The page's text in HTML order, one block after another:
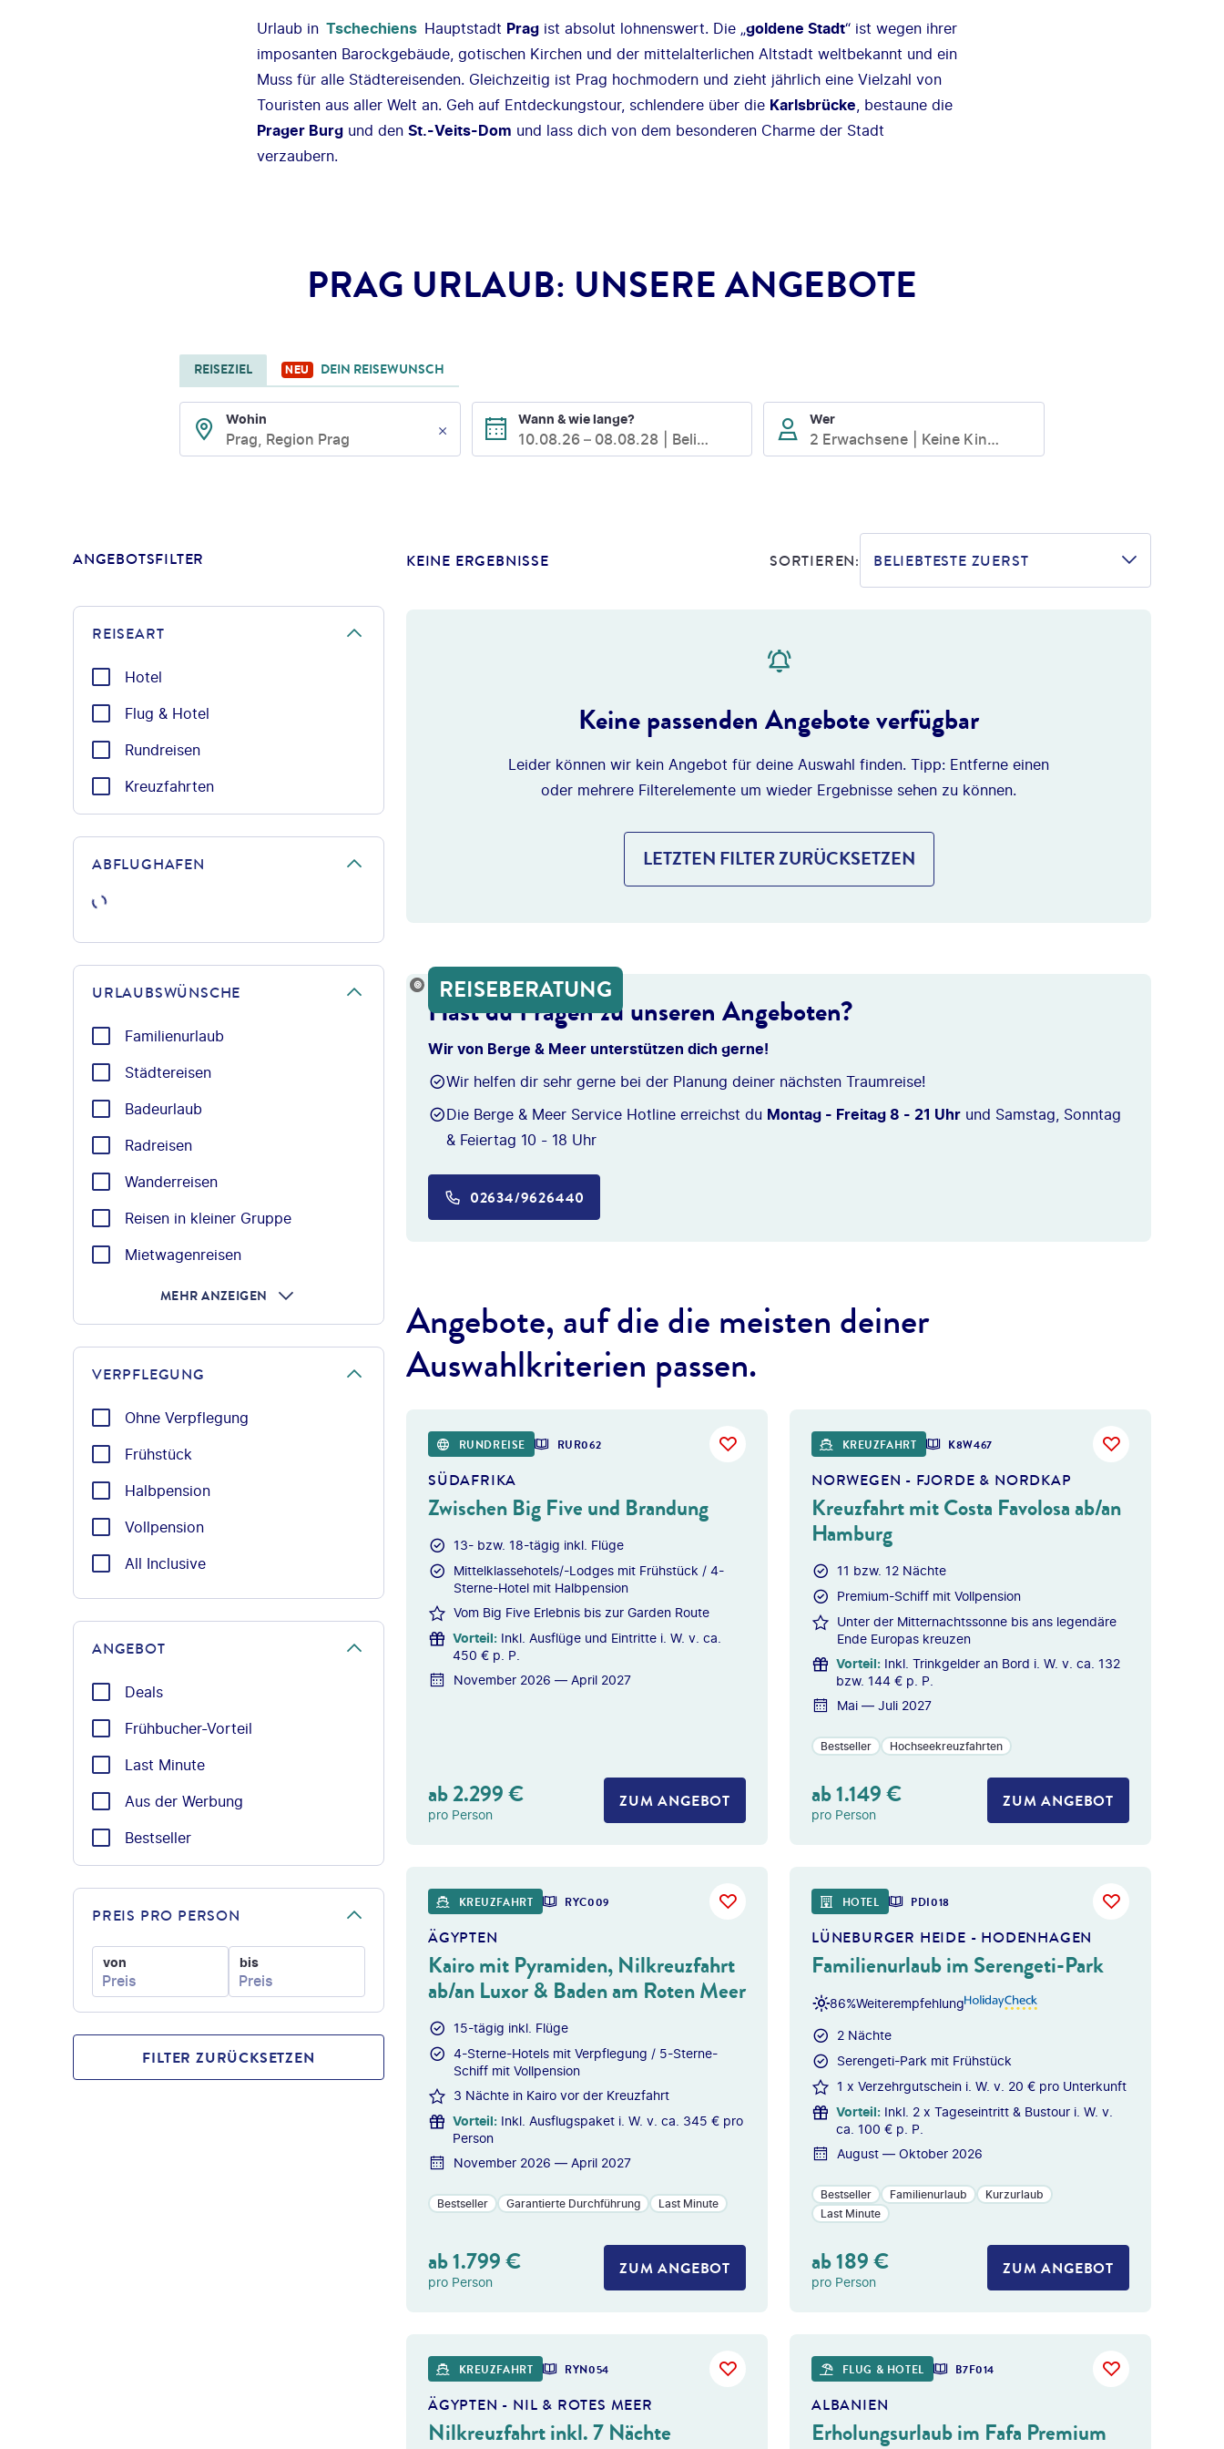
Urlaub in Tschechiens Hauptstadt Pragist absolut lohnenswert. Die „goldene Stadt“ ist wegen ihrer
imposanten Barockgebäude, gotischen Kirchen und der mittelalterlichen Altstadt weltbekannt und ein
Muss für alle Städtereisenden. Gleichzeitig ist Prag hochmodern und zieht jährlich eine Vielzahl von
Touristen aus aller Welt an. Geh auf Entdeckungstour, schlendere über die Karlsbrücke, bestaune die
Prager Burgund den St.-Veits-Dom und lass dich von dem besonderen Charme der Stadt
verzaubern.
PRAG URLAUB: UNSERE ANGEBOTE
REISEZIEL NEU DEIN REISEWUNSCH
Wohin
Prag, Region Prag
Wann & wie lange?
10.08.26– 08.08.28 Beliebig
Wer
2 Erwachsene Keine Kinder
ANGEBOTSFILTER
REISEART
Hotel
Flug & Hotel
Rundreisen
Kreuzfahrten
ABFLUGHAFEN
URLAUBSWÜNSCHE
Familienurlaub
Städtereisen
Badeurlaub
Radreisen
Wanderreisen
Reisen in kleiner Gruppe
Mietwagenreisen
MEHR ANZEIGEN
VERPFLEGUNG
Ohne Verpflegung
Frühstück
Halbpension
Vollpension
All Inclusive
ANGEBOT
Deals
Frühbucher-Vorteil
Last Minute
Aus der Werbung
Bestseller
PREIS PRO PERSON
von bis
FILTER ZURÜCKSETZEN
KEINE ERGEBNISSE SORTIEREN: BELIEBTESTE ZUERST
Keine passenden Angebote verfügbar
Leider können wir kein Angebot für deine Auswahl finden. Tipp: Entferne einen
oder mehrere Filterelemente um wieder Ergebnisse sehen zu können.
LETZTEN FILTER ZURÜCKSETZEN
©Antonio_DiazREISEBERATUNG
Hast du Fragen zu unseren Angeboten?
Wir von Berge & Meer unterstützen dich gerne!
Wir helfen dir sehr gerne bei der Planung deiner nächsten Traumreise!
Die Berge & Meer Service Hotline erreichst du Montag - Freitag 8 - 21 Uhr und Samstag, Sonntag
& Feiertag 10 - 18 Uhr
02634/9626440
Angebote, auf die die meisten deiner
Auswahlkriterien passen.
RUNDREISE RUR062
SÜDAFRIKA
Zwischen Big Five und Brandung
13- bzw. 18-tägig inkl. Flüge
Mittelklassehotels/-Lodges mit Frühstück / 4-
Sterne-Hotel mit Halbpension
Vom Big Five Erlebnis bis zur Garden Route
Vorteil: Inkl. Ausflüge und Eintritte i. W. v. ca.
450 € p. P.
November 2026 — April 2027
ab2.299€
pro Person
ZUM ANGEBOT
KREUZFAHRT K8W467
NORWEGEN - FJORDE & NORDKAP
Kreuzfahrt mit Costa Favolosa ab/an
Hamburg
11 bzw. 12 Nächte
Premium-Schiff mit Vollpension
Unter der Mitternachtssonne bis ans legendäre
Ende Europas kreuzen
Vorteil: Inkl. Trinkgelder an Bord i. W. v. ca. 132
bzw. 144 € p. P.
Mai — Juli 2027
Bestseller Hochseekreuzfahrten
ab1.149€
pro Person
ZUM ANGEBOT
KREUZFAHRT RYC009
ÄGYPTEN
Kairo mit Pyramiden, Nilkreuzfahrt
ab/an Luxor & Baden am Roten Meer
15-tägig inkl. Flüge
4-Sterne-Hotels mit Verpflegung / 5-Sterne-
Schiff mit Vollpension
3 Nächte in Kairo vor der Kreuzfahrt
Vorteil: Inkl. Ausflugspaket i. W. v. ca. 345 € pro
Person
November 2026 — April 2027
Bestseller Garantierte Durchführung Last Minute
ab1.799€
pro Person
ZUM ANGEBOT
HOTEL PDI018
LÜNEBURGER HEIDE - HODENHAGEN
Familienurlaub im Serengeti-Park
Weiterempfehlung
86%
2 Nächte
Serengeti-Park mit Frühstück
1 x Verzehrgutschein i. W. v. 20 € pro Unterkunft
Vorteil: Inkl. 2 x Tageseintritt & Bustour i. W. v.
ca. 100 € p. P.
August — Oktober 2026
Bestseller Familienurlaub
Kurzurlaub
Last Minute
ab189€
pro Person
ZUM ANGEBOT
KREUZFAHRT RYN054
ÄGYPTEN - NIL & ROTES MEER
Nilkreuzfahrt inkl. 7 Nächte
FLUG & HOTEL B7F014
ALBANIEN
Erholungsurlaub im Fafa Premium